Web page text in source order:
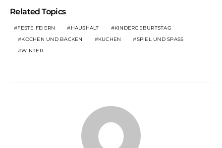
Related Topics
FESTE FEIERN HAUSHALT
KINDERGEBURTSTAG
KOCHEN UND BACKEN
KUCHEN
SPIEL UND SPASS
WINTER